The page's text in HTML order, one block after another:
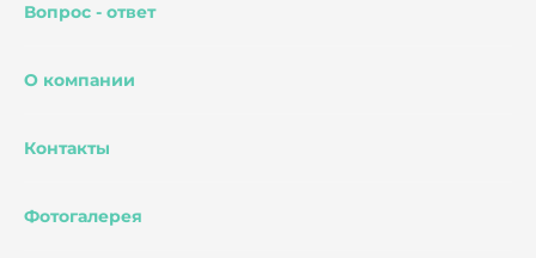
Вопрос - ответ
О компании
Контакты
Фотогалерея